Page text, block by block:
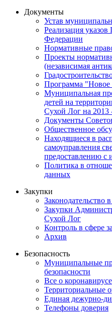
Документы
Устав
Реализация указов
Федерации
Нормативные
Проекты
(независимая
Программа "Новое
Муниципальная
детей на
Сухой Лог на 2013
Документы
Общественное
Находящиеся в
самоуправления
предоставлению с
Политика в
данных
Закупки
Законодательство
Закупки
Сухой Лог
Контроль в сфере
Архив
Безопасность
Муниципальные
безопасности
Все о коронавирусе
Территориальные
Единая дежурно-
Телефоны доверия